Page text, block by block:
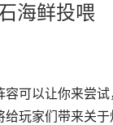
海鲜投喂
可以让你来尝
玩家们带来关